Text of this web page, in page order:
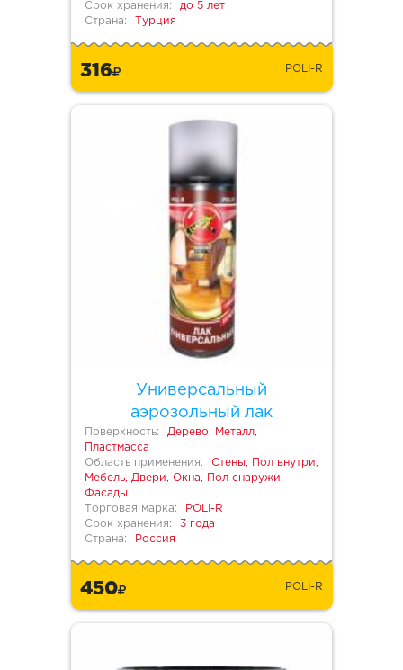
Срок хранения:
до 5 лет
Страна:
Турция
316 POLI-R
Универсальный
аэрозольный лак
Поверхность:
Дерево, Металл,
Пластмасса
Область применения:
Стены, Пол внутри,
Мебель, Двери, Окна, Пол снаружи,
Фасады
Торговая марка:
POLI-R
Срок хранения:
3 года
Страна:
Россия
450 POLI-R